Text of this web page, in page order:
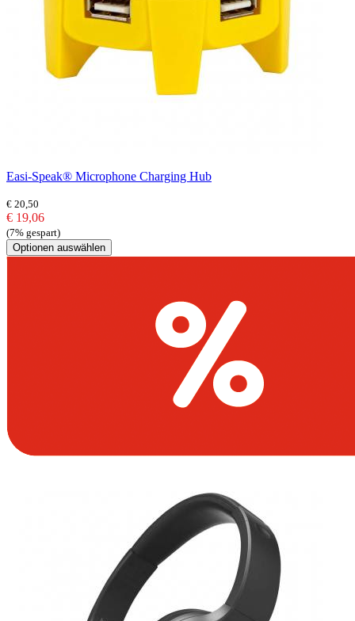
Easi-Speak® Microphone Charging Hub
€ 20,50
€ 19,06
(7% gespart)